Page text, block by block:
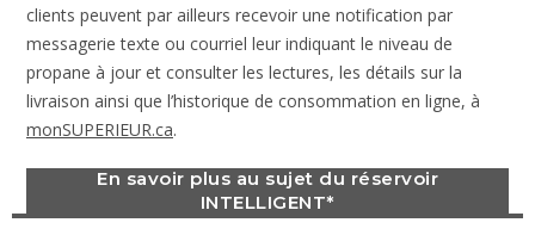
clients peuvent par ailleurs recevoir une notification par
messagerie texte ou courriel leur indiquant le niveau de
propane à jour et consulter les lectures, les détails sur la
livraison ainsi que l’historique de consommation en ligne, à
monSUPERIEUR.ca.
En savoir plus au sujet du réservoir
INTELLIGENT*